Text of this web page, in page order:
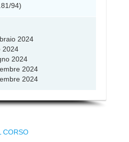
94)
2024
2024
2024
2024
2024
CORSO